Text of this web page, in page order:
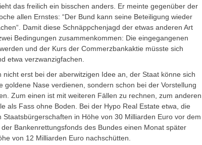
das freilich ein bisschen anders. Er meinte gegenüber der
allen Ernstes: “Der Bund kann seine Beteiligung wieder
Damit diese Schnäppchenjagd der etwas anderen Art
Bedingungen zusammenkommen: Die eingegangenen
und der Kurs der Commerzbankaktie müsste sich
etwa verzwanzigfachen.
nicht erst bei der aberwitzigen Idee an, der Staat könne sich
goldene Nase verdienen, sondern schon bei der Vorstellung
Zum einen ist mit weiteren Fällen zu rechnen, zum anderen
als Fass ohne Boden. Bei der Hypo Real Estate etwa, die
in Höhe von 30 Milliarden Euro vor dem
Bankenrettungsfonds des Bundes einen Monat später
von 12 Milliarden Euro nachschütten.